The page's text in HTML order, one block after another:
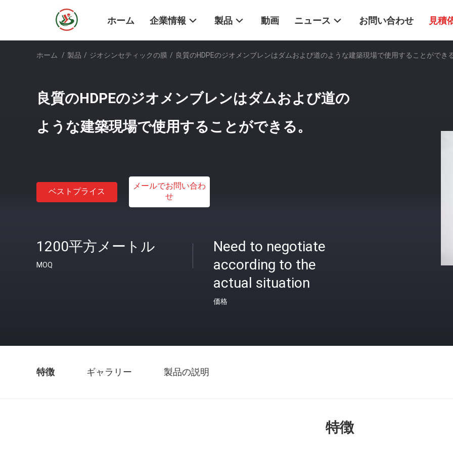
ホーム 企業情報 製品 動画 ニュース お問い合わせ 見積
ホーム / 製品 / ジオシンセティックの膜 / 良質のHDPEのジオメンブレンはダムおよび道のような建築現場で使用することができ
良質のHDPEのジオメンブレンはダムおよび道の
ような建築現場で使用することができる。
ベストプライス
メールでお問い合わ
せ
1200平方メートル
MOQ
Need to negotiate
according to the
actual situation
価格
特徴 ギャラリー 製品の説明
特徴